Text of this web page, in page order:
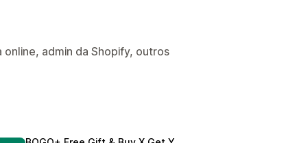
admin da Shopify, outros